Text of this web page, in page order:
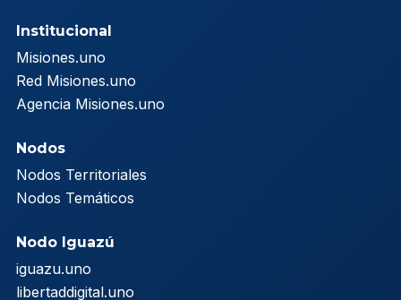
Institucional
Misiones.uno
Red Misiones.uno
Agencia Misiones.uno
Nodos
Nodos Territoriales
Nodos Temáticos
Nodo Iguazú
iguazu.uno
libertaddigital.uno